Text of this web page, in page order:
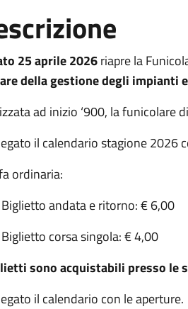
25 aprile 2026riapre la
della gestione degli impianti
ad inizio ‘900, la funicolare
il calendario stagione 2026
ordinaria:
andata e ritorno: € 6,00
corsa singola: € 4,00
sono acquistabili presso le
il calendario con le aperture.